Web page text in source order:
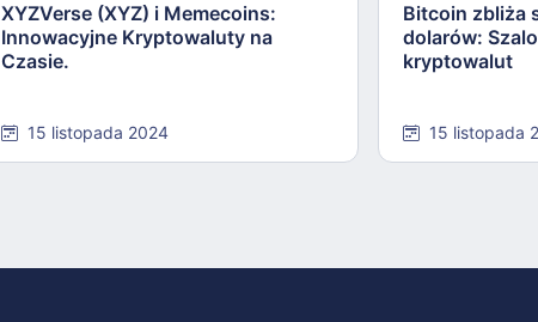
XYZVerse (XYZ) i Memecoins:
Innowacyjne Kryptowaluty na
Czasie.
15 listopada 2024
Bitcoin zbliża
dolarów:
kryptowalut
15 listopada